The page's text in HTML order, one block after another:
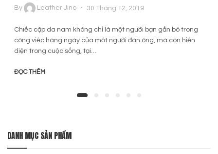
By Leather Jino 30 Tháng 12, 2019
Chiếc cặp da nam không chỉ là một người bạn gắn bó trong
công việc hàng ngày của một người đàn ông, mà còn hiện
diện trong cuộc sống, tại…
ĐỌC THÊM
DANH MỤC SẢN PHẨM